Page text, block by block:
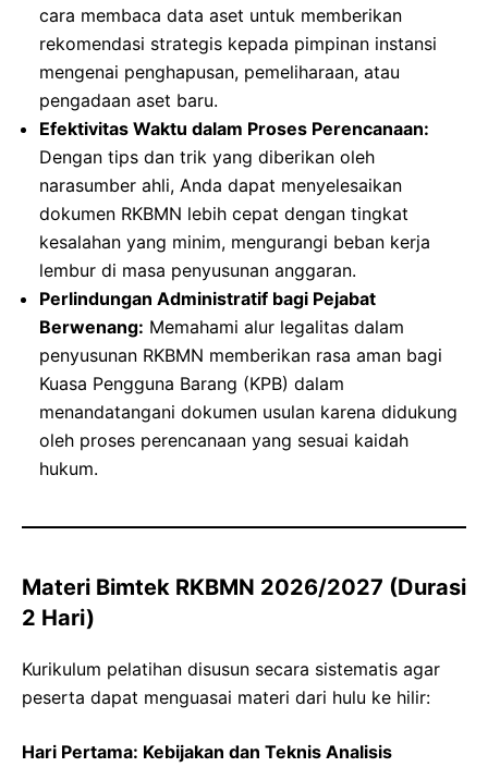
cara membaca data aset untuk memberikan
rekomendasi strategis kepada pimpinan instansi
mengenai penghapusan, pemeliharaan, atau
pengadaan aset baru.
Efektivitas Waktu dalam Proses Perencanaan:
Dengan tips dan trik yang diberikan oleh
narasumber ahli, Anda dapat menyelesaikan
dokumen RKBMN lebih cepat dengan tingkat
kesalahan yang minim, mengurangi beban kerja
lembur di masa penyusunan anggaran.
Perlindungan Administratif bagi Pejabat
Berwenang: Memahami alur legalitas dalam
penyusunan RKBMN memberikan rasa aman bagi
Kuasa Pengguna Barang (KPB) dalam
menandatangani dokumen usulan karena didukung
oleh proses perencanaan yang sesuai kaidah
hukum.
Materi Bimtek RKBMN 2026/2027 (Durasi
2 Hari)
Kurikulum pelatihan disusun secara sistematis agar
peserta dapat menguasai materi dari hulu ke hilir:
Hari Pertama: Kebijakan dan Teknis Analisis